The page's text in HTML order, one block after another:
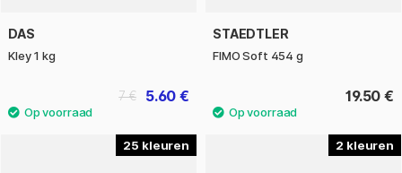
DAS
Kley 1 kg
5.60 €
7 €
STAEDTLER
FIMO Soft 454 g
19.50 €
25 2